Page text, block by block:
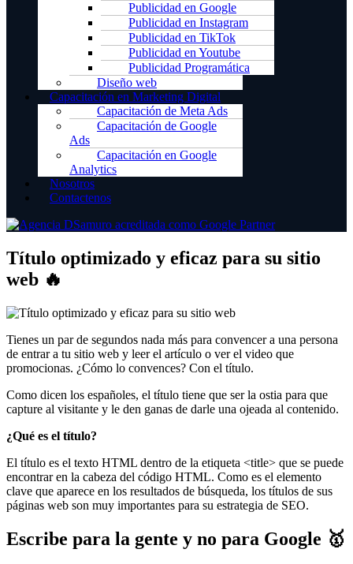
Publicidad en Google
Publicidad en Instagram
Publicidad en TikTok
Publicidad en Youtube
Publicidad Programática
Diseño web
Capacitación en Marketing Digital
Capacitación de Meta Ads
Capacitación de Google
Ads
Capacitación en Google
Analytics
Nosotros
Contactenos
Título optimizado y eficaz para su sitio
web 🔥
Tienes un par de segundos nada más para convencer a una persona
de entrar a tu sitio web y leer el artículo o ver el video que
promocionas. ¿Cómo lo convences? Con el título.
Como dicen los españoles, el título tiene que ser la ostia para que
capture al visitante y le den ganas de darle una ojeada al contenido.
¿Qué es el título?
El título es el texto HTML dentro de la etiqueta <title> que se puede
encontrar en la cabeza del código HTML. Como es el elemento
clave que aparece en los resultados de búsqueda, los títulos de sus
páginas web son muy importantes para su estrategia de SEO.
Escribe para la gente y no para Google 🥇